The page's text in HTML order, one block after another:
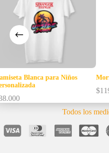
Morral Unisex Moogle
Todos los